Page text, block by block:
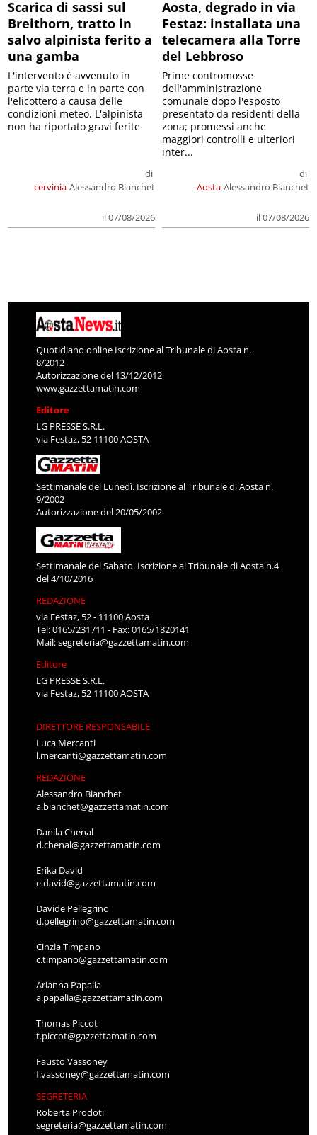
Scarica di sassi sul
Breithorn, tratto in
salvo alpinista ferito a
una gamba
cervinia
di
Alessandro Bianchet
il 07/08/2026
L'intervento è avvenuto in
parte via terra e in parte con
l'elicottero a causa delle
condizioni meteo. L'alpinista
non ha riportato gravi ferite
Aosta, degrado in via
Festaz: installata una
telecamera alla Torre
del Lebbroso
Aosta
di
Alessandro Bianchet
il 07/08/2026
Prime contromosse
dell'amministrazione
comunale dopo l'esposto
presentato da residenti della
zona; promessi anche
maggiori controlli e ulteriori
inter...
Quotidiano online Iscrizione al Tribunale di Aosta n.
8/2012
Autorizzazione del 13/12/2012
www.gazzettamatin.com
Editore
LG PRESSE S.R.L.
via Festaz, 52 11100 AOSTA
Settimanale del Lunedì. Iscrizione al Tribunale di Aosta n.
9/2002
Autorizzazione del 20/05/2002
Settimanale del Sabato. Iscrizione al Tribunale di Aosta n.4
del 4/10/2016
REDAZIONE
via Festaz, 52 - 11100 Aosta
Tel: 0165/231711 - Fax: 0165/1820141
Mail:segreteria@gazzettamatin.com
Editore
LG PRESSE S.R.L.
via Festaz, 52 11100 AOSTA
DIRETTORE RESPONSABILE
Luca Mercanti
l.mercanti@gazzettamatin.com
REDAZIONE
Alessandro Bianchet
a.bianchet@gazzettamatin.com
Danila Chenal
d.chenal@gazzettamatin.com
Erika David
e.david@gazzettamatin.com
Davide Pellegrino
d.pellegrino@gazzettamatin.com
Cinzia Timpano
c.timpano@gazzettamatin.com
Arianna Papalia
a.papalia@gazzettamatin.com
Thomas Piccot
t.piccot@gazzettamatin.com
Fausto Vassoney
f.vassoney@gazzettamatin.com
SEGRETERIA
Roberta Prodoti
segreteria@gazzettamatin.com